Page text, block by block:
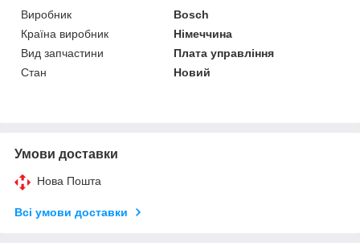
Виробник
Bosch
Країна виробник
Німеччина
Вид запчастини
Плата управління
Стан
Новий
Умови доставки
Нова Пошта
Всі умови доставки